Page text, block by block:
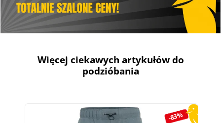
Więcej ciekawych artykułów do
podzióbania
Pomiń galerię produktów
-83%